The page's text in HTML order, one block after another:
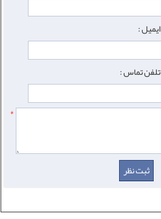
ایمیل :
تلفن تماس :
*